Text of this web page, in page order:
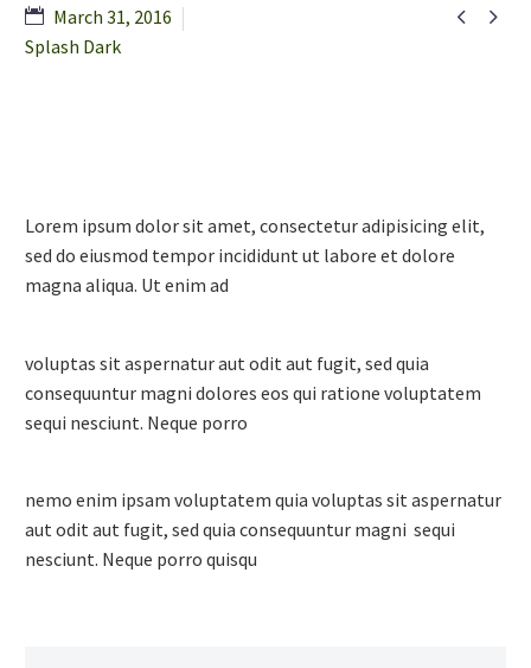
 
March 31, 2016
Splash Dark
Lorem ipsum dolor sit amet, consectetur adipisicing elit,
sed do eiusmod tempor incididunt ut labore et dolore
magna aliqua. Ut enim ad
voluptas sit aspernatur aut odit aut fugit, sed quia
consequuntur magni dolores eos qui ratione voluptatem
sequi nesciunt. Neque porro
nemo enim ipsam voluptatem quia voluptas sit aspernatur
aut odit aut fugit, sed quia consequuntur magni sequi
nesciunt. Neque porro quisqu